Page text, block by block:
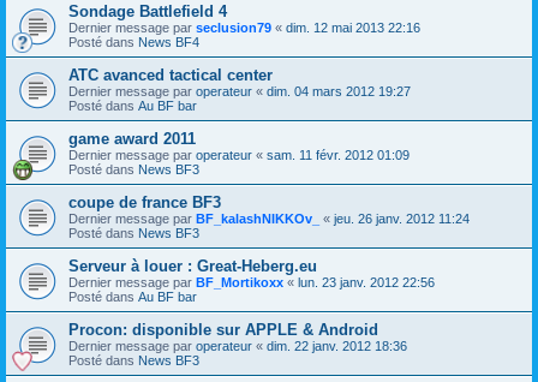
Sondage Battlefield 4
Dernier message par seclusion79 « dim. 12 mai 2013 22:16
Posté dans News BF4
ATC avanced tactical center
Dernier message par operateur « dim. 04 mars 2012 19:27
Posté dans Au BF bar
game award 2011
Dernier message par operateur « sam. 11 févr. 2012 01:09
Posté dans News BF3
coupe de france BF3
Dernier message par BF_kalashNIKKOv_ « jeu. 26 janv. 2012 11:24
Posté dans News BF3
Serveur à louer : Great-Heberg.eu
Dernier message par BF_Mortikoxx « lun. 23 janv. 2012 22:56
Posté dans Au BF bar
Procon: disponible sur APPLE & Android
Dernier message par operateur « dim. 22 janv. 2012 18:36
Posté dans News BF3